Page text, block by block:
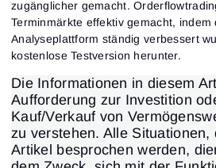
zugänglicher gemacht.
Terminmärkte effektiv gemacht, indem
Analyseplattform ständig verbessert
kostenlose Testversion herunter.
Die Informationen in diesem
Aufforderung zur Investition
Kauf/Verkauf von
zu verstehen. Alle Situationen,
Artikel besprochen werden,